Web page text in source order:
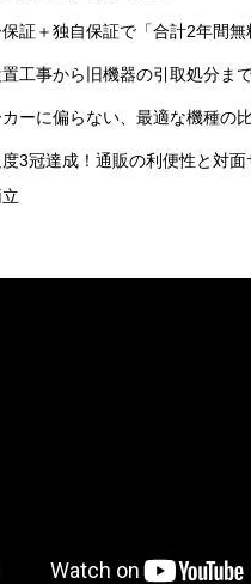
証＋独自保証で「合計2年間無
工事から旧機器の引取処分ま
ーに偏らない、最適な機種の
3冠達成！通販の利便性と対